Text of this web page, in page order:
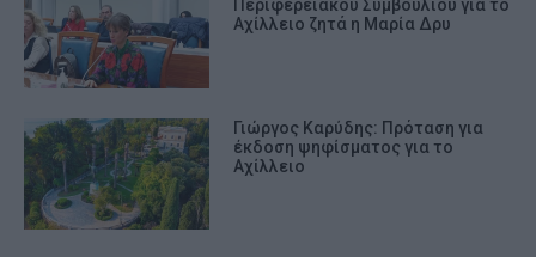
Περιφερειακού Συμβουλίου για το
Αχίλλειο ζητά η Μαρία Δρυ
Γιώργος Καρύδης: Πρόταση για
έκδοση ψηφίσματος για το
Αχίλλειο